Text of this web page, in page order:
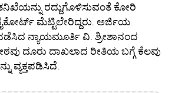
ತನಿಖೆಯನ್ನು ರದ್ದುಗೊಳಿಸುವಂತೆ ಕೋರಿ
ಮೆಟ್ಟಿಲೇರಿದ್ದರು. ಅರ್ಜಿಯ
ನ್ಯಾಯಮೂರ್ತಿ ವಿ. ಶ್ರೀಶಾನಂದ
ದೂರು ದಾಖಲಾದ ರೀತಿಯ ಬಗ್ಗೆ ಕೆಲವು
ವ್ಯಕ್ತಪಡಿಸಿದೆ.